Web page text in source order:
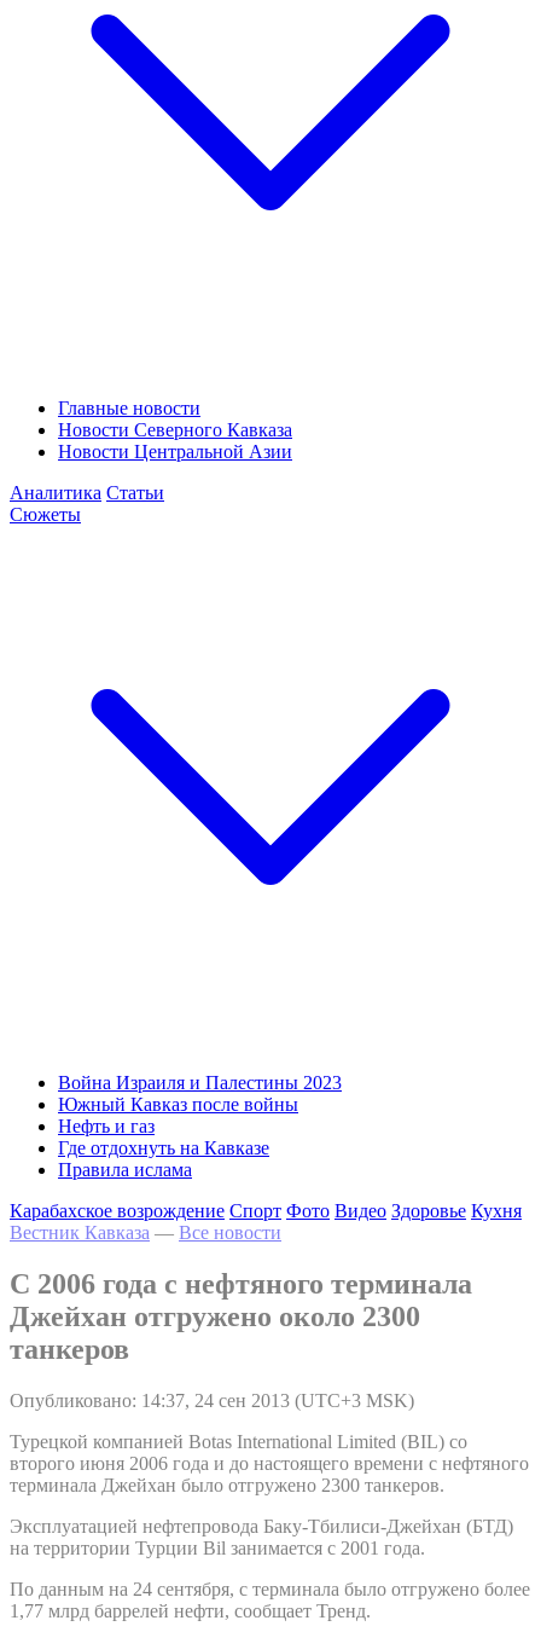
Главные новости
Новости Северного Кавказа
Новости Центральной Азии
Аналитика Статьи
Сюжеты
Война Израиля и Палестины 2023
Южный Кавказ после войны
Нефть и газ
Где отдохнуть на Кавказе
Правила ислама
Карабахское возрождение Спорт Фото Видео Здоровье Кухня
Вестник Кавказа — Все новости
С 2006 года с нефтяного терминала
Джейхан отгружено около 2300
танкеров
Опубликовано: 14:37, 24 сен 2013 (UTC+3 MSK)
Турецкой компанией Botas International Limited (BIL) со
второго июня 2006 года и до настоящего времени с нефтяного
терминала Джейхан было отгружено 2300 танкеров.
Эксплуатацией нефтепровода Баку-Тбилиси-Джейхан (БТД)
на территории Турции Bil занимается с 2001 года.
По данным на 24 сентября, с терминала было отгружено более
1,77 млрд баррелей нефти, сообщает Тренд.